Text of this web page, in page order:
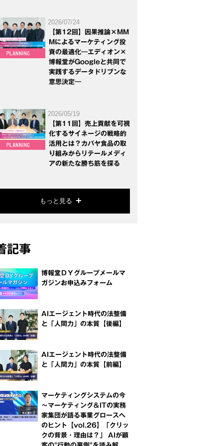
2026/07/24
【第12回】因果推論×MM
Mによるマーケティング投
資の最適化―エディオン×
博報堂がGoogleと共同で
実践するデータドリブンな
意思決定―
2026/05/19
【第11回】売上貢献を可視
化するサイネージの戦略的
活用とは？カバヤ食品の取
り組みからリテールメディ
アの新たな勝ち筋を探る
もっと見る
記事
博報堂ＤＹグループメールマ
ガジンお申込みフォーム
AIエージェント時代の法整備
と「人間力」の本質【後編】
AIエージェント時代の法整備
と「人間力」の本質【前編】
マーケティングシステムの今
～マーケティング＆ITの実務
家集団が語る事業グロースへ
のヒント【vol.26】「クリッ
クの背景・理由は？」 AIが顧